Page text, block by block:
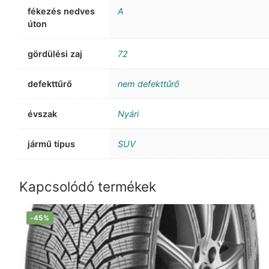
fékezés nedves
úton
A
gördülési zaj 72
defekttűrő nem defekttűrő
évszak Nyári
jármű típus SUV
Kapcsolódó termékek
-45%